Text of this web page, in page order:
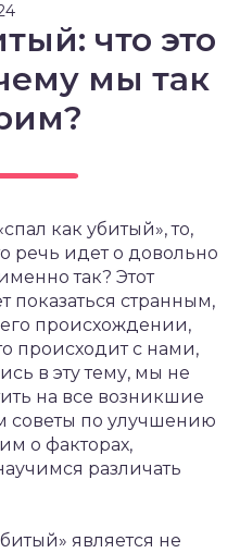
что это
мы так
как убитый», то,
речь идет о довольно
так? Этот
показаться странным,
происхождении,
происходит с нами,
в эту тему, мы не
на все возникшие
советы по улучшению
о факторах,
различать
является не